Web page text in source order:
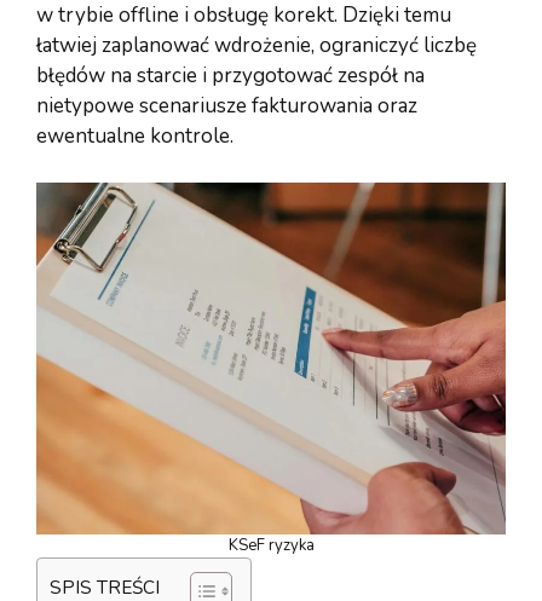
w trybie offline i obsługę korekt. Dzięki temu
łatwiej zaplanować wdrożenie, ograniczyć liczbę
błędów na starcie i przygotować zespół na
nietypowe scenariusze fakturowania oraz
ewentualne kontrole.
KSeF ryzyka
SPIS TREŚCI